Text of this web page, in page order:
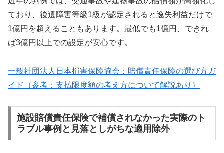
ており、後遺障害等級1級が認定されると逸失利益だけで
1億円を超えることもあります。最低でも1億円、できれ
ば3億円以上での設定が安心です。
一般社団法人日本損害保険協会：賠償責任保険の選び方ガ
イド（参考：支払限度額の考え方について解説あり）
施設賠償責任保険で補償されなかった実際のト
ラブル事例と見落としがちな適用除外